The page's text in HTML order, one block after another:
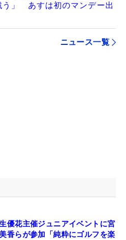
う」 あすは初のマンデー出
ニュース一覧
優花主催ジュニアイベントに宮
香らが参加「純粋にゴルフを楽